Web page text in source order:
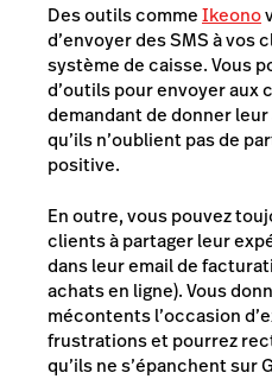
Des outils commeIkeono
d’envoyer des SMS à vos
système de caisse. Vous
d’outils pour envoyer aux
demandant de donner
qu’ils n’oublient pas de
positive.
En outre, vous pouvez
clients à partager leur
dans leur email de
achats en ligne). Vous
mécontents l’occasion
frustrations et pourrez
qu’ils ne s’épanchent sur